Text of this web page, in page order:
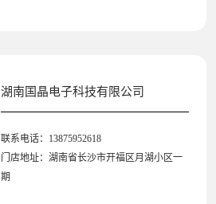
湖南国晶电子科技有限公司
联系电话：13875952618
门店地址：湖南省长沙市开福区月湖小区一
期